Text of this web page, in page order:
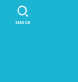
SEARCH